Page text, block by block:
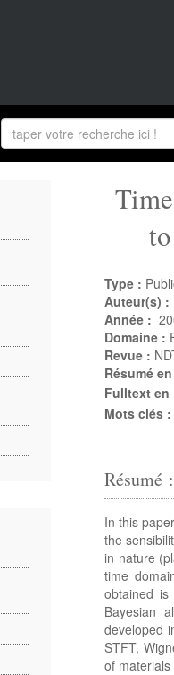
Type :
Auteur(s) :
Année :
Domaine :
Revue :
Résumé
Fulltext en
Mots clés :
In this
the
in nature
time
obtained
Bayesian
developed
STFT,
of